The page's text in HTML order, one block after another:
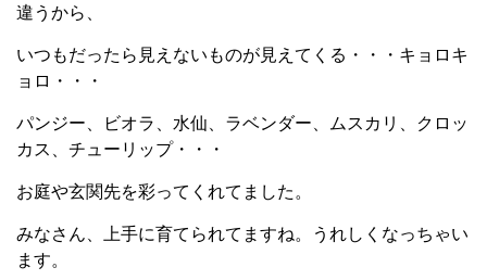
違うから、
いつもだったら見えないものが見えてくる・・・キョロキ
ョロ・・・
パンジー、ビオラ、水仙、ラベンダー、ムスカリ、クロッ
カス、チューリップ・・・
お庭や玄関先を彩ってくれてました。
みなさん、上手に育てられてますね。うれしくなっちゃい
ます。